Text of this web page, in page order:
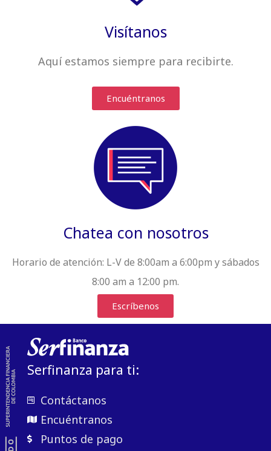
Visítanos
Aquí estamos siempre para recibirte.
Encuéntranos
Chatea con nosotros
Horario de atención: L-V de 8:00am a 6:00pm y sábados
8:00 am a 12:00 pm.
Escríbenos
Serfinanza para ti:
Contáctanos
Encuéntranos
Puntos de pago